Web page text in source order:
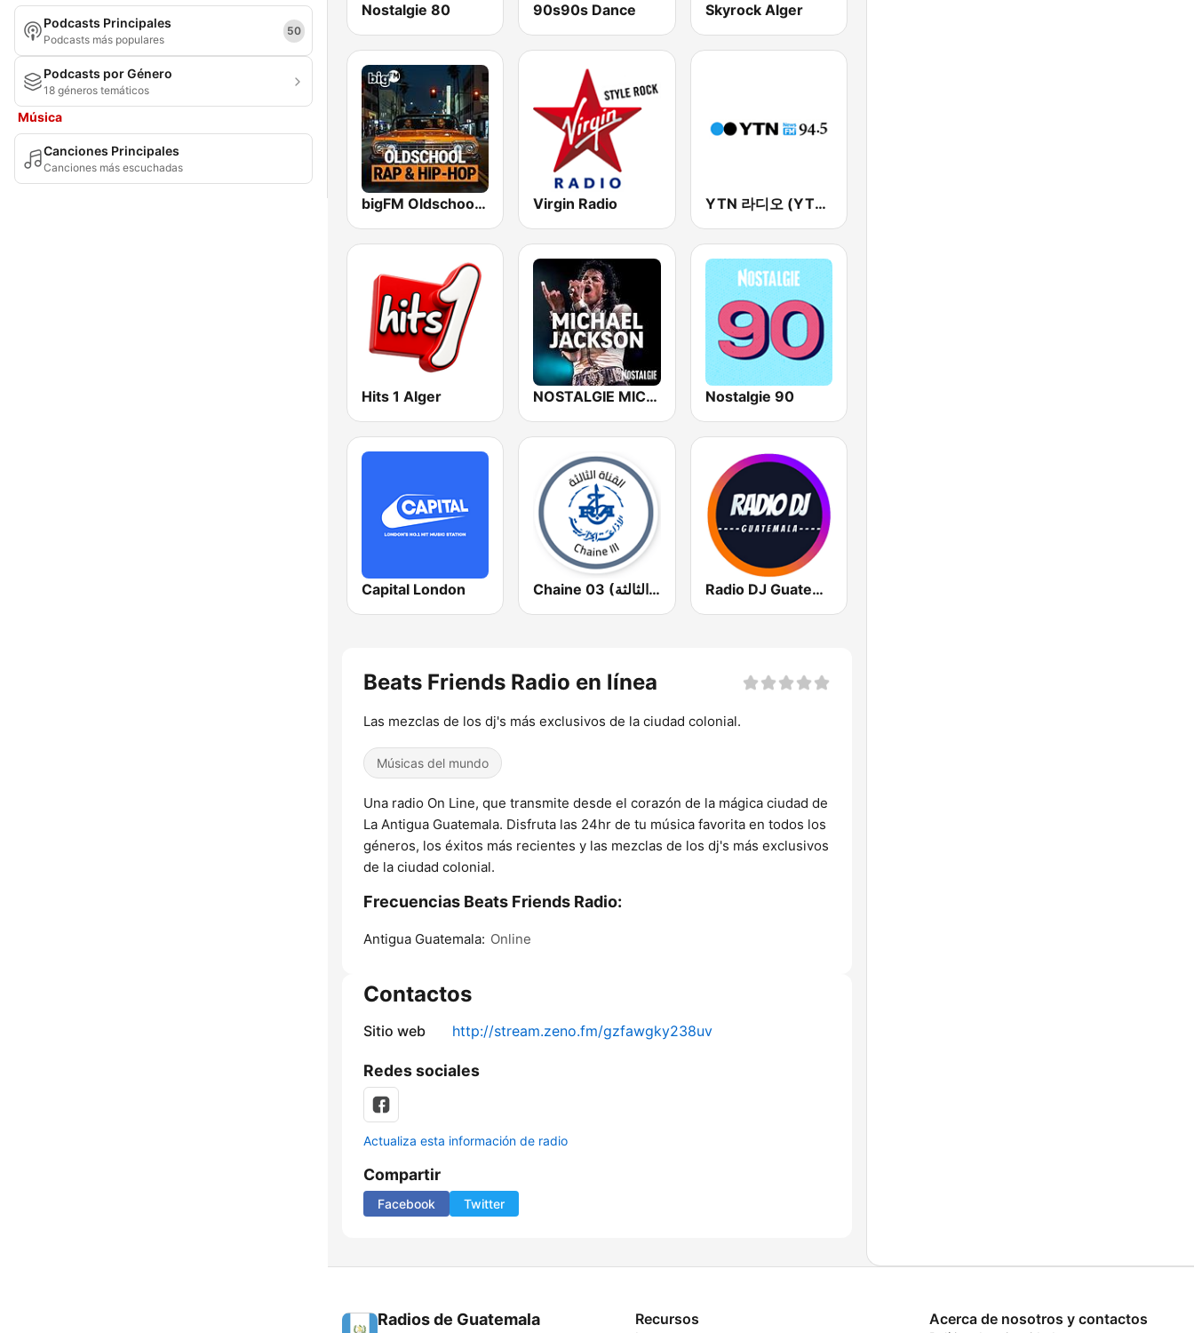
Podcasts Principales
Podcasts más populares
50
Podcasts por Género
18 géneros temáticos
Música
Canciones Principales
Canciones más escuchadas
Nostalgie 80 90s90s Dance Skyrock Alger
bigFM Oldschool Rap & Hip-Hop Virgin Radio YTN 라디오 (YTN FM) - 24 Hours News Channel
Hits 1 Alger NOSTALGIE MICHAEL JACKSON Nostalgie 90
Capital London Chaine 03 (القناة الثالثة) Radio DJ Guatemala
Beats Friends Radio en línea
Las mezclas de los dj's más exclusivos de la ciudad colonial.
Músicas del mundo
Una radio On Line, que transmite desde el corazón de la mágica ciudad de
La Antigua Guatemala. Disfruta las 24hr de tu música favorita en todos los
géneros, los éxitos más recientes y las mezclas de los dj's más exclusivos
de la ciudad colonial.
Frecuencias Beats Friends Radio:
Antigua Guatemala: Online
Contactos
Sitio web http://stream.zeno.fm/gzfawgky238uv
Redes sociales
Actualiza esta información de radio
Compartir
Facebook Twitter
Radios de Guatemala Recursos Acerca de nosotros y contactos